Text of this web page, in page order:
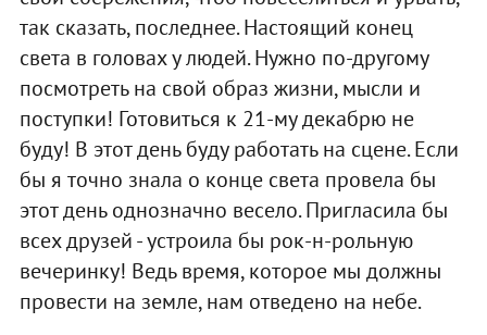
так сказать, последнее. Настоящий конец
света в головах у людей. Нужно по-другому
посмотреть на свой образ жизни, мысли и
поступки! Готовиться к 21-му декабрю не
буду! В этот день буду работать на сцене. Если
бы я точно знала о конце света провела бы
этот день однозначно весело. Пригласила бы
всех друзей - устроила бы рок-н-рольную
вечеринку! Ведь время, которое мы должны
провести на земле, нам отведено на небе.